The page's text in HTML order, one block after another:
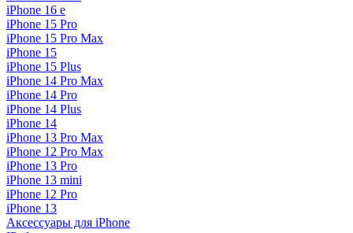
iPhone 16 e
iPhone 15 Pro
iPhone 15 Pro Max
iPhone 15
iPhone 15 Plus
iPhone 14 Pro Max
iPhone 14 Pro
iPhone 14 Plus
iPhone 14
iPhone 13 Pro Max
iPhone 12 Pro Max
iPhone 13 Pro
iPhone 13 mini
iPhone 12 Pro
iPhone 13
Аксессуары для iPhone